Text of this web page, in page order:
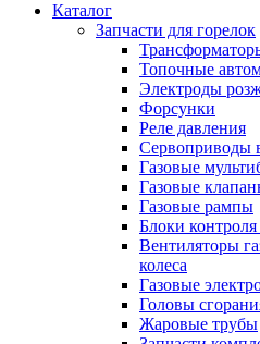
Каталог
Запчасти для горелок
Топочные
Электроды
Форсунки
Реле давления
Сервоприводы
Газовые
Газовые
Газовые рампы
Блоки
Вентиляторы
колеса
Газовые
Головы
Жаровые трубы